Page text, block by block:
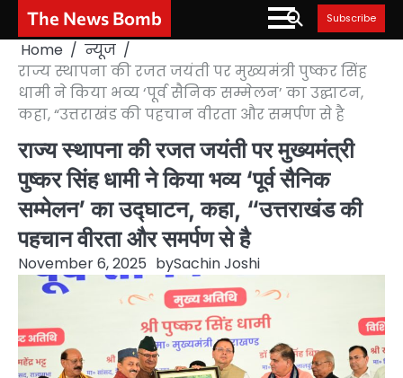
Skip
content
The News Bomb Subscribe
Home
न्यूज
राज्य स्थापना की रजत जयंती पर मुख्यमंत्री पुष्कर सिंह
धामी ने किया भव्य ‘पूर्व सैनिक सम्मेलन’ का उद्घाटन,
कहा, “उत्तराखंड की पहचान वीरता और समर्पण से है
राज्य स्थापना की रजत जयंती पर मुख्यमंत्री
पुष्कर सिंह धामी ने किया भव्य ‘पूर्व सैनिक
सम्मेलन’ का उद्घाटन, कहा, “उत्तराखंड की
पहचान वीरता और समर्पण से है
November 6, 2025 bySachin Joshi